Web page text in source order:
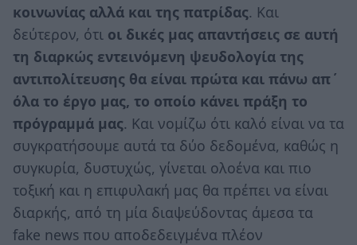
κοινωνίας αλλά και της πατρίδας. Και
δεύτερον, ότι οι δικές μας απαντήσεις σε αυτή
τη διαρκώς εντεινόμενη ψευδολογία της
αντιπολίτευσης θα είναι πρώτα και πάνω απ΄
όλα το έργο μας, το οποίο κάνει πράξη το
πρόγραμμά μας. Και νομίζω ότι καλό είναι να τα
συγκρατήσουμε αυτά τα δύο δεδομένα, καθώς η
συγκυρία, δυστυχώς, γίνεται ολοένα και πιο
τοξική και η επιφυλακή μας θα πρέπει να είναι
διαρκής, από τη μία διαψεύδοντας άμεσα τα
fake news που αποδεδειγμένα πλέον